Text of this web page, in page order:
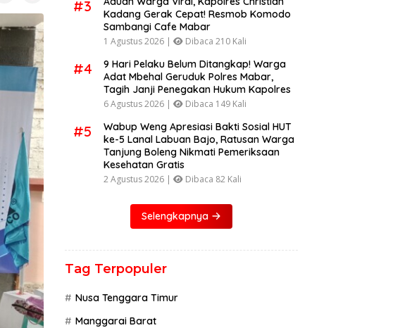
#3
Kadang Gerak Cepat! Resmob Komodo
Sambangi Cafe Mabar
1 Agustus 2026 | Dibaca 210 Kali
#4
9 Hari Pelaku Belum Ditangkap! Warga
Adat Mbehal Geruduk Polres Mabar,
Tagih Janji Penegakan Hukum Kapolres
6 Agustus 2026 | Dibaca 149 Kali
#5
Wabup Weng Apresiasi Bakti Sosial HUT
ke-5 Lanal Labuan Bajo, Ratusan Warga
Tanjung Boleng Nikmati Pemeriksaan
Kesehatan Gratis
2 Agustus 2026 | Dibaca 82 Kali
Selengkapnya
Tag Terpopuler
Nusa Tenggara Timur
Manggarai Barat